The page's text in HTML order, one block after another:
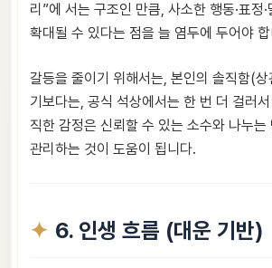
리”에 서는 구조인 만큼, 사소한 행동·표정·
확대될 수 있다는 점을 늘 염두에 두어야
갈등을 줄이기 위해서는, 본인의 솔직함(상
기보다는, 공식 석상에서는 한 번 더 걸러
직한 감정은 신뢰할 수 있는 소수와 나누는
관리하는 것이 도움이 됩니다.
6. 인생 흐름 (대운 기반)